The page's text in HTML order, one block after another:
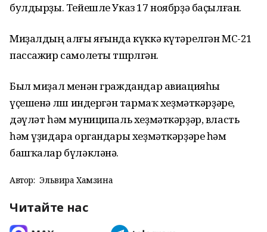
булдырҙы. Тейешле Указ 17 ноябрҙә баҫылған.
Миҙалдың алғы яғында күккә күтәрелгән МС-21
пассажир самолеты төшөрөлгән.
Был миҙал менән граждандар авиацияһы
үҫешенә өлөш индергән тармаҡ хеҙмәткәрҙәре,
дәүләт һәм муниципаль хеҙмәткәрҙәр, власть
һәм үҙидара органдары хеҙмәткәрҙәре һәм
башҡалар бүләкләнә.
Автор: Эльвира Хамзина
Читайте нас